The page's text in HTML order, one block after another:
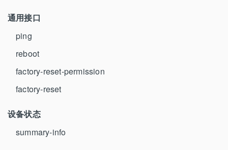
通用接口
ping
reboot
factory-reset-permission
factory-reset
设备状态
summary-info